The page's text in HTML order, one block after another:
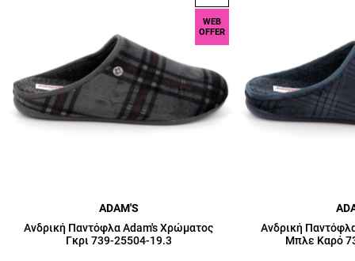
WEB
OFFER
ADAM'S
Ανδρική Παντόφλα Adam's Χρώματος
Γκρι 739-25504-19.3
Ανδρική
Μπλε Καρό